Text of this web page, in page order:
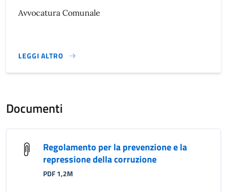
Avvocatura Comunale
LEGGI ALTRO
}
Documenti
Regolamento per la prevenzione e la
repressione della corruzione
PDF 1,2M